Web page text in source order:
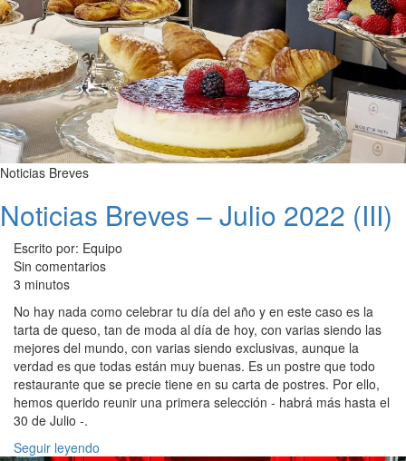
Noticias Breves
Noticias Breves – Julio 2022 (III)
Escrito por: Equipo
Sin comentarios
3 minutos
No hay nada como celebrar tu día del año y en este caso es la
tarta de queso, tan de moda al día de hoy, con varias siendo las
mejores del mundo, con varias siendo exclusivas, aunque la
verdad es que todas están muy buenas. Es un postre que todo
restaurante que se precie tiene en su carta de postres. Por ello,
hemos querido reunir una primera selección - habrá más hasta el
30 de Julio -.
Seguir leyendo